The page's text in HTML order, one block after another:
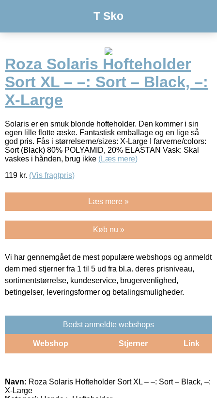
T Sko
Roza Solaris Hofteholder
Sort XL – –: Sort – Black, –:
X-Large
Solaris er en smuk blonde hofteholder. Den kommer i sin
egen lille flotte æske. Fantastisk emballage og en lige så
god pris. Fås i størrelserne/sizes: X-Large I farverne/colors:
Sort (Black) 80% POLYAMID, 20% ELASTAN Vask: Skal
vaskes i hånden, brug ikke (Læs mere)
119 kr. (Vis fragtpris)
Læs mere »
Køb nu »
Vi har gennemgået de mest populære webshops og anmeldt
dem med stjerner fra 1 til 5 ud fra bl.a. deres prisniveau,
sortimentstørrelse, kundeservice, brugervenlighed,
betingelser, leveringsformer og betalingsmuligheder.
Bedst anmeldte webshops
Webshop Stjerner Link
Navn: Roza Solaris Hofteholder Sort XL – –: Sort – Black, –:
X-Large